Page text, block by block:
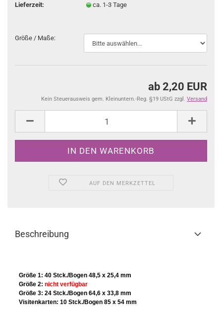
Lieferzeit:
ca. 1-3 Tage
Größe / Maße:
ab 2,20 EUR
Kein Steuerausweis gem. Kleinuntern.-Reg. §19 UStG zzgl. Versand
AUF DEN MERKZETTEL
Beschreibung